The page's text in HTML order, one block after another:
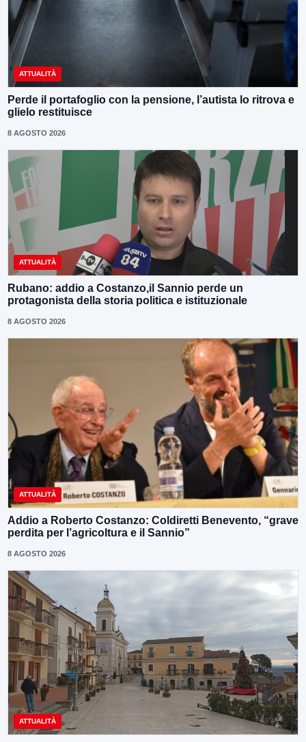
ATTUALITÀ
Perde il portafoglio con la pensione, l’autista lo ritrova e
glielo restituisce
8 AGOSTO 2026
ATTUALITÀ
Rubano: addio a Costanzo,il Sannio perde un
protagonista della storia politica e istituzionale
8 AGOSTO 2026
ATTUALITÀ
Addio a Roberto Costanzo: Coldiretti Benevento, “grave
perdita per l’agricoltura e il Sannio”
8 AGOSTO 2026
ATTUALITÀ